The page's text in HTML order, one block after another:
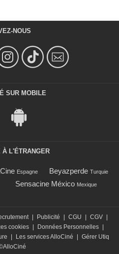
NOUS
SUR MOBILE
À L'ÉTRANGER
Espagne Beyazperde Turquie
Sensacine México Mexique
Publicité CGU CGV
cookies Données Personnelles
Les services AlloCiné
Gérer Utiq